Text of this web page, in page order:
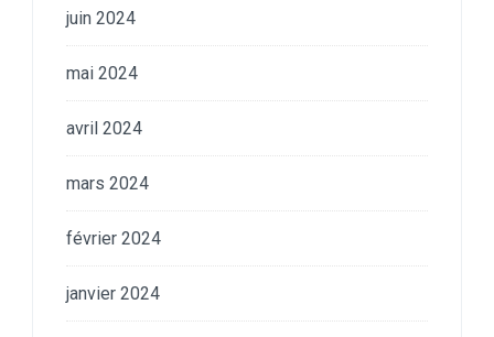
juin 2024
mai 2024
avril 2024
mars 2024
février 2024
janvier 2024